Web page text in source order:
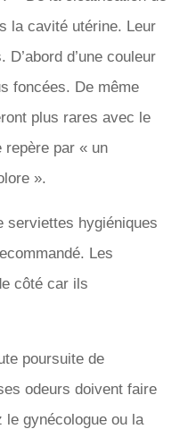
la cavité utérine. Leur
d’une couleur
foncées. De même
plus rares avec le
par « un
».
serviettes hygiéniques
Les
côté car ils
poursuite de
odeurs doivent faire
le gynécologue ou la